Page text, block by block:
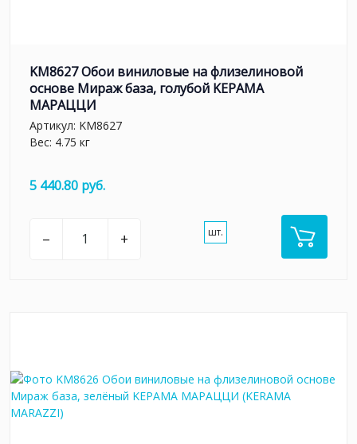
KM8627 Обои виниловые на флизелиновой
основе Мираж база, голубой KЕРАМА
МАРАЦЦИ
Артикул: KM8627
Вес: 4.75 кг
5 440.80 руб.
– + шт.